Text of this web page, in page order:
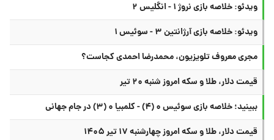
ویدئو: خلاصه بازی نروژ ۱ - انگلیس ۲
ویدئو: خلاصه بازی آرژانتین ۳ - سوئیس ۱
مجری معروف تلویزیون، محمدرضا احمدی کجاست؟
قیمت دلار، طلا و سکه امروز شنبه ۲۰ تیر
ببینید؛ خلاصه بازی سوئیس ۰ (۴) - کلمبیا ۰ (۳) در جام جهانی
قیمت دلار، طلا و سکه امروز چهارشنبه ۱۷ تیر ۱۴۰۵